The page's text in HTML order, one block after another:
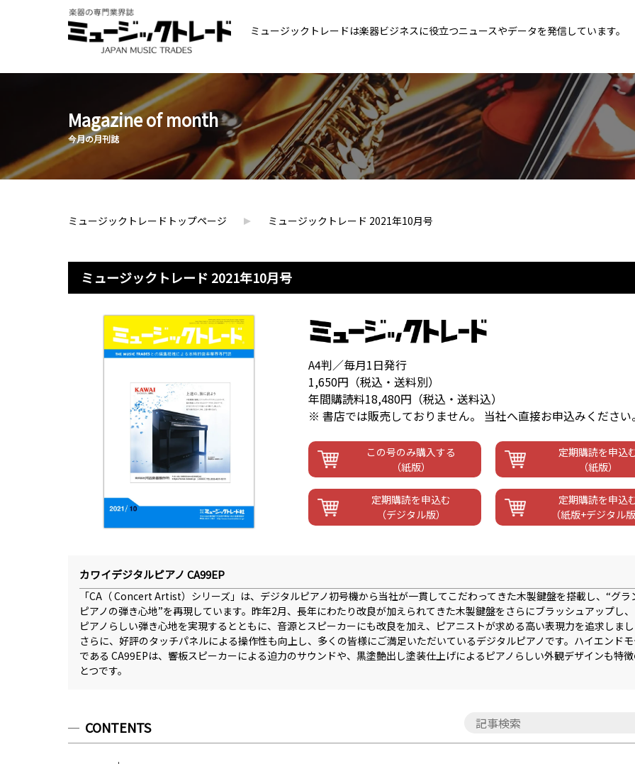
ミュージックトレードは楽器ビジネスに役立つニュースやデータを発信しています。
Magazine of month
今月の月刊誌
ミュージックトレードトップページ ミュージックトレード 2021年10月号
ミュージックトレード 2021年10月号
A4判／毎月1日発行
1,650円（税込・送料別）
年間購読料18,480円（税込・送料込）
※ 書店では販売しておりません。 当社へ直接お申込みください
この号のみ購入する
（紙版）
定期購読を申込
（紙版）
定期購読を申込む
（デジタル版）
定期購読を申込
（紙版+デジタル
カワイデジタルピアノ CA99EP
「CA（ Concert Artist）シリーズ」は、デジタルピアノ初号機から当社が一貫してこだわってきた木製鍵盤を搭載し、“グラ
ピアノの弾き心地”を再現しています。昨年2月、長年にわたり改良が加えられてきた木製鍵盤をさらにブラッシュアップし
ピアノらしい弾き心地を実現するとともに、音源とスピーカーにも改良を加え、ピアニストが求める高い表現力を追求しま
さらに、好評のタッチパネルによる操作性も向上し、多くの皆様にご満足いただいているデジタルピアノです。ハイエンド
である CA99EPは、響板スピーカーによる迫力のサウンドや、黒塗艶出し塗装仕上げによるピアノらしい外観デザインも特
とつです。
CONTENTS